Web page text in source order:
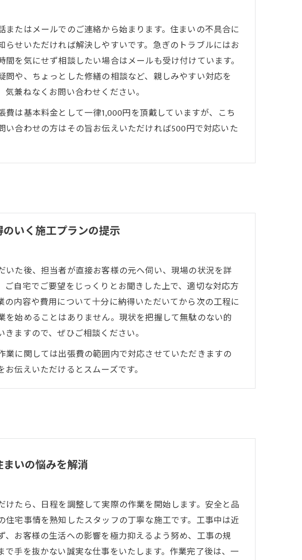
またはメールでのご連絡から始まります。住まいの不具合に
らせいただければ解決しやすいです。急ぎのトラブルにはお
間を気にせず相談したい場合はメールも受け付けています。
問や、ちょっとした修繕の相談など、親しみやすい対応を
兼ねなくお問い合わせください。
は基本料金として一律1,000円を頂戴していますが、こち
い合わせの方はその旨お伝えいただければ500円で対応いた
いく施工プランの提示
いた後、担当者が直接お客様の元へ伺い、現場の状況を詳
ご自宅でご要望をじっくりとお聞きした上で、適切な対応方
の内容や費用について十分に納得いただいてから次の工程に
を始めることはありません。現状を把握して無駄のない的
ますので、ぜひご相談ください。
に関しては出張費の範囲内で対応させていただきますの
伝えいただけるとスムーズです。
いの悩みを解消
けたら、日程を調整して実際の作業を開始します。安全と品
住宅事情を熟知したスタッフの丁寧な施工です。工事中は近
、お客様の生活への影響を極力抑えるよう努め、工事の規
で手を抜かない誠実な仕事をいたします。作業完了後は、一